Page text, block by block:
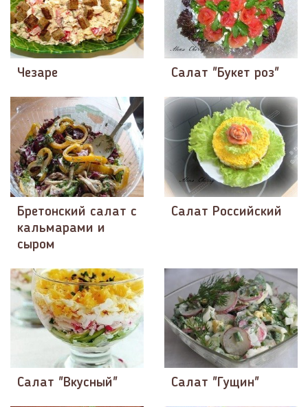
Чезаре Салат "Букет роз"
Бретонский салат с
кальмарами и
сыром
Салат Российский
Салат "Вкусный" Салат "Гущин"